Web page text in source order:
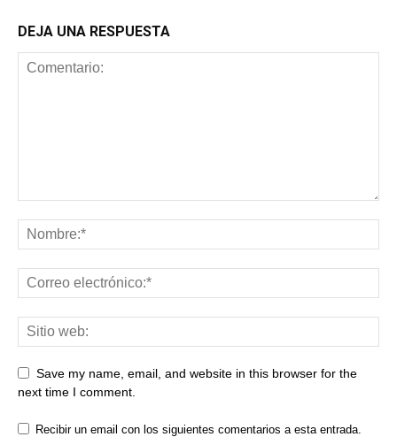
DEJA UNA RESPUESTA
Save my name, email, and website in this browser for the
next time I comment.
Recibir un email con los siguientes comentarios a esta entrada.